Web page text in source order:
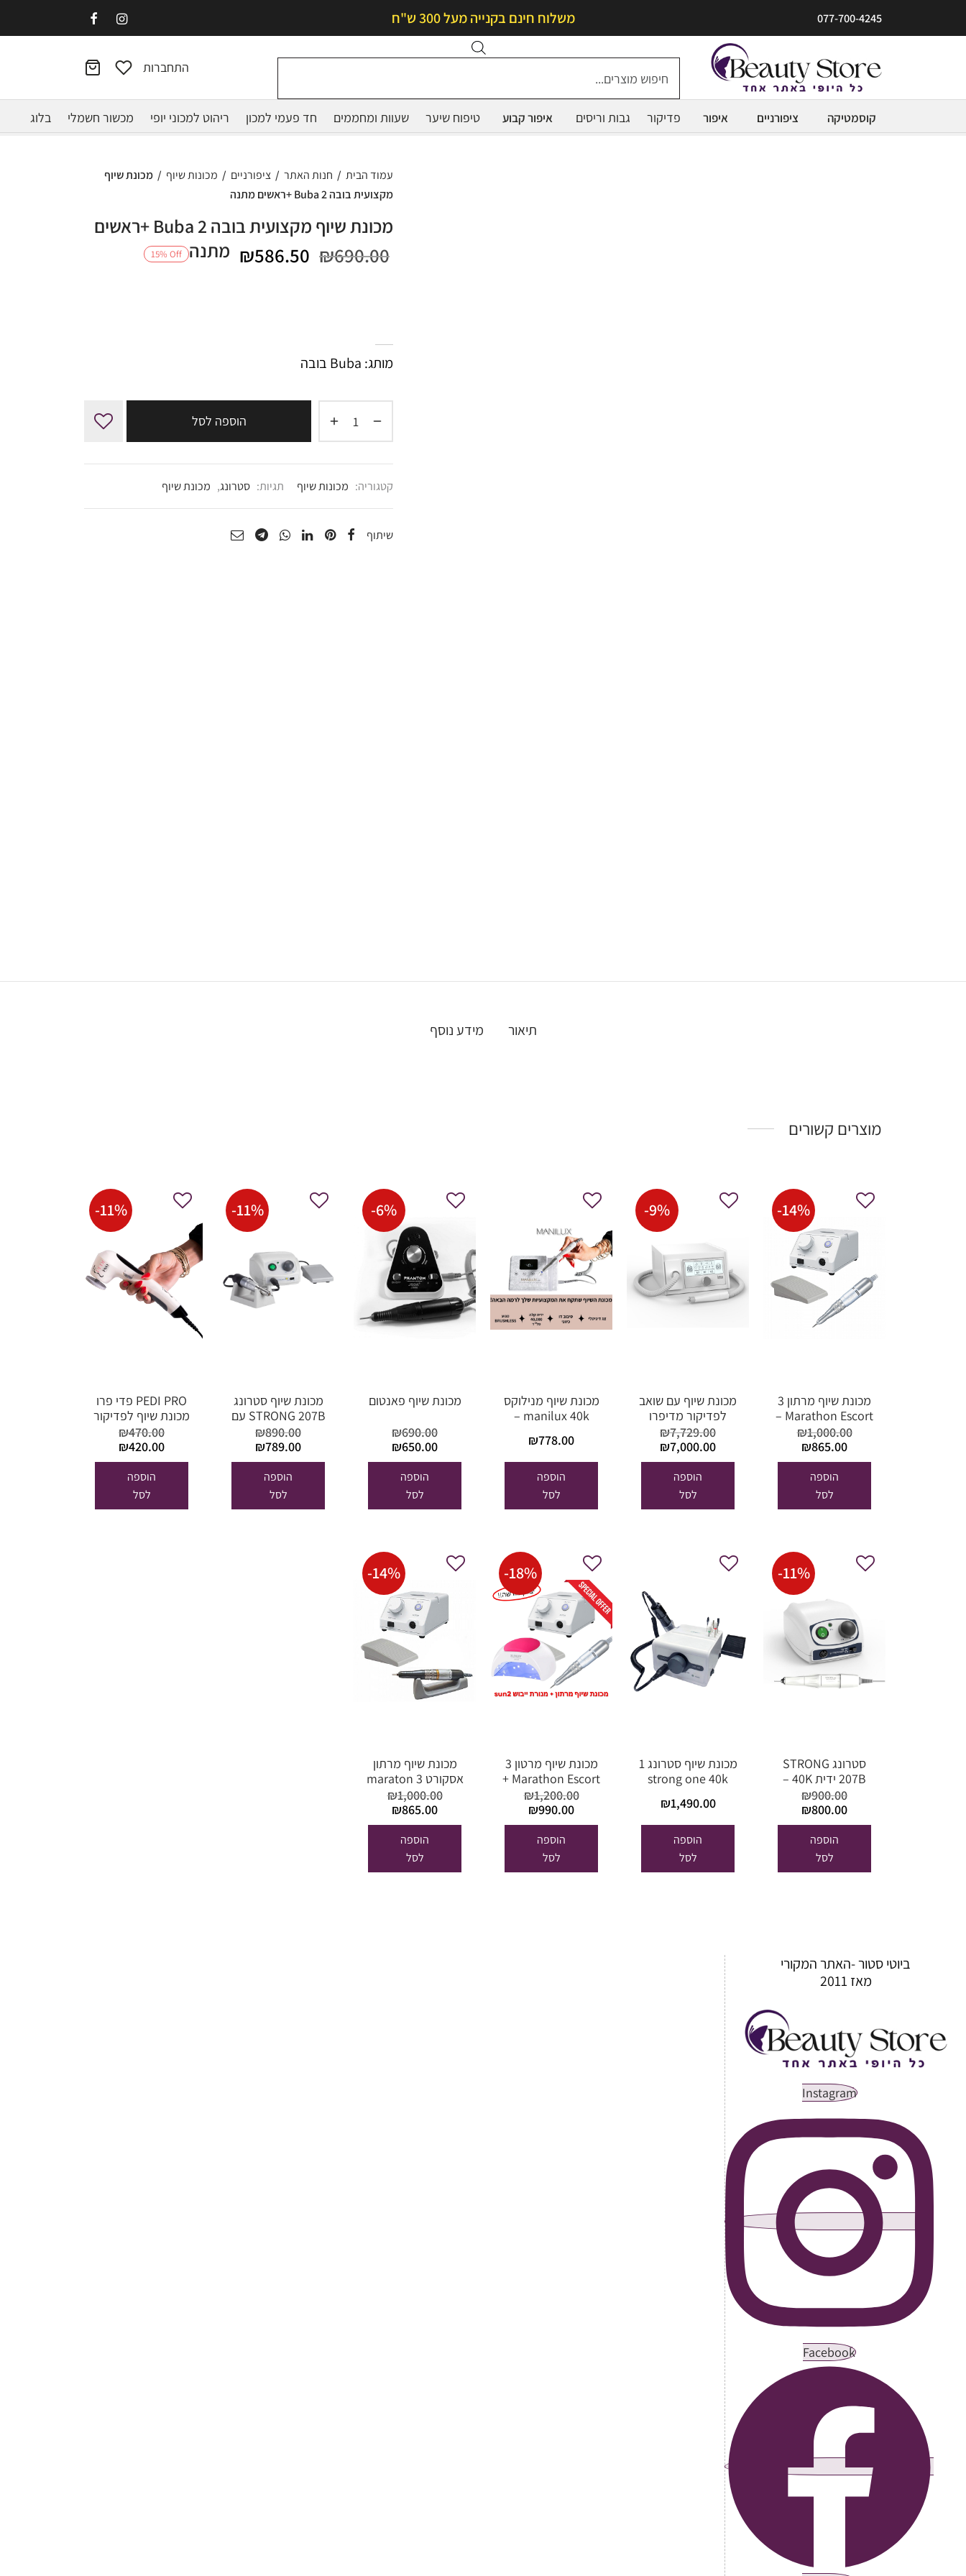
077-700-4245 משלוח חינם בקנייה מעל 300 ש"ח
Products
התחברות
קוסמטיקה ציפורניים איפור פדיקור גבות וריסים איפור קבוע טיפוח שיער שעוות ומחממים חד פעמי למכון ריהוט למכוני יופי מכשור חשמלי בלוג
עמוד הבית / חנות האתר / ציפורניים / מכונות שיוף / מכונת שיוף
מקצועית בובה Buba 2 +ראשים מתנה
מכונת שיוף מקצועית בובה Buba 2 +ראשים
מתנה
15% Off ₪690.00
המחיר ₪586.50
המחיר
מותג: Buba בובה
הוספה לסל
קטגוריה: מכונות שיוף תגיות: סטרונג, מכונת שיוף
שיתוף
תיאור מידע נוסף
מוצרים קשורים
-14%
מכונת שיוף מרתון 3
Marathon Escort –
ידית כסופה קלה
₪1,000.00
המחיר
המקורי
היה:
₪1,000.00.
₪865.00
הנוכחי
הוספה
לסל
-9%
מכונת שיוף עם שואב
לפדיקור מדיפרו
MEDIRPO Touch
₪7,729.00
המחיר
המקורי
היה:
₪7,729.00.
₪7,000.00
הנוכחי הוא:
הוספה
לסל
מכונת שיוף מנילוקס
manilux 40k –
שחור /לבן / ורוד
₪778.00
הוספה
לסל
-6%
מכונת שיוף פאנטום
₪690.00
המחיר
המקורי
היה:
₪690.00.
₪650.00
הנוכחי
הוספה
לסל
-11%
מכונת שיוף סטרונג
STRONG 207B עם
הידית הקלה מקורית
-יבואן מורשה
₪890.00
המחיר
המקורי
היה:
₪890.00.
₪789.00
הנוכחי
הוספה
לסל
-11%
PEDI PRO פדי פרו
מכונת שיוף לפדיקור
₪470.00
המחיר
המקורי
היה:
₪470.00.
₪420.00
הנוכחי
הוספה
לסל
-11%
סטרונג STRONG
207B ידית 40K –
מקורית יבואן מורשה
₪900.00
המחיר
המקורי
היה:
₪900.00.
₪800.00
הנוכחי
הוספה
לסל
מכונת שיוף סטרונג 1
strong one 40k
₪1,490.00
הוספה
לסל
-18%
מכונת שיוף מרטון 3
Marathon Escort +
מנורת סאן 2₪1,200.00
המחיר
המקורי
היה:
₪1,200.00.
₪990.00
הנוכחי
הוספה
לסל
-14%
מכונת שיוף מרתון
אסקורט 3 maraton
escort III – ידית
זהב
₪1,000.00
המחיר
המקורי
היה:
₪1,000.00.
₪865.00
הנוכחי
הוספה
לסל
ביוטי סטור -האתר המקורי
מאז 2011
Instagram
Facebook